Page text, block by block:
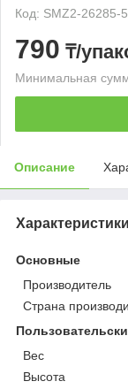
Код: SMZ2-26285-
790 ₸/
Минимальная
Описание
Характеристики
Основные
Производитель
Страна
Вес
Высота